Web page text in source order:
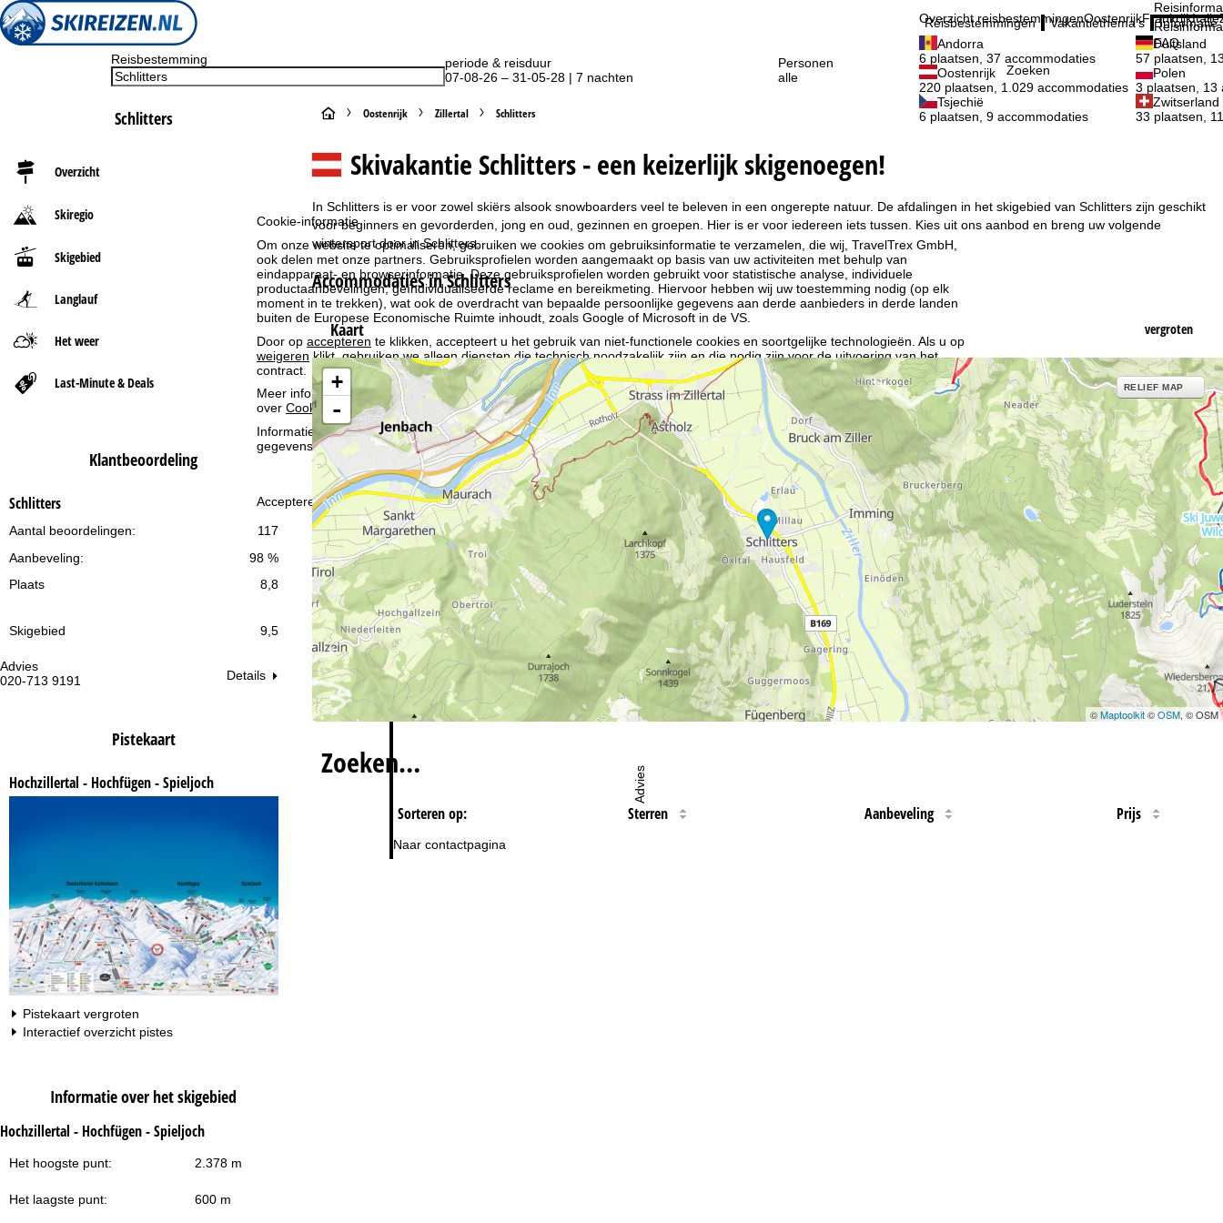
Cookie-informatie
Om onze website te optimaliseren, gebruiken we cookies om gebruiksinformatie te verzamelen, die wij, TravelTrex GmbH,
ook delen met onze partners. Gebruiksprofielen worden aangemaakt op basis van uw activiteiten met behulp van
eindapparaat- en browserinformatie. Deze gebruiksprofielen worden gebruikt voor statistische analyse, individuele
productaanbevelingen, geïndividualiseerde reclame en bereikmeting. Hiervoor hebben wij uw toestemming nodig (op elk
moment in te trekken), wat ook de overdracht van bepaalde persoonlijke gegevens aan derde aanbieders in derde landen
buiten de Europese Economische Ruimte inhoudt, zoals Google of Microsoft in de VS.
Door op accepteren te klikken, accepteert u het gebruik van niet-functionele cookies en soortgelijke technologieën. Als u op
weigeren klikt, gebruiken we alleen diensten die technisch noodzakelijk zijn en die nodig zijn voor de uitvoering van het
contract.
Meer informatie over het gebruik van cookies en de mogelijkheid om uw instellingen te wijzigen, vindt u in de informatie
over Cookie-Policy.
Informatie over de verantwoordelijke vind je in hetImpressum. Informatie over de doeleinden en jouw rechten omtrent
gegevensbescherming vind je onzePrivacy Policy.
Accepteren
Advies
020-713 9191
Openingstijden
ma-do:
09:00-17:00
vr:
09:00-14:00
za-zo:
gesloten
Naar contactpagina
Advies
Reisbestemmingen
Overzicht reisbestemmingenOostenrijkFrankrijkItalië
Andorra
6 plaatsen, 37 accommodaties
Duitsland
57 plaatsen,
Oostenrijk
220 plaatsen, 1.029 accommodaties
Polen
3 plaatsen, 13
Tsjechië
6 plaatsen, 9 accommodaties
Zwitserland
33 plaatsen,
Vakantiethema's Informatie
FAQ
Reisbestemming
periode & reisduur
07-08-26 – 31-05-28 | 7 nachten
Personen
alle
Zoeken
Schlitters
Overzicht
Skiregio
Skigebied
Langlauf
Het weer
Last-Minute & Deals
Klantbeoordeling
Schlitters
117
Aantal beoordelingen:
98 %
Aanbeveling:
Plaats
8,8
Skigebied 9,5
Details
Pistekaart
Hochzillertal - Hochfügen - Spieljoch
Pistekaart vergroten
Interactief overzicht pistes
Informatie over het skigebied
Hochzillertal - Hochfügen - Spieljoch
Het hoogste punt: 2.378 m
Het laagste punt: 600 m
S
t
r
t
p
a
g
i
n
a
Oostenrijk Zillertal Schlitters
Skivakantie Schlitters - een keizerlijk skigenoegen!
In Schlitters is er voor zowel skiërs alsook snowboarders veel te beleven in een ongerepte natuur. De afdalingen in het skigebied van Schlitters zijn geschikt
voor beginners en gevorderden, jong en oud, gezinnen en groepen. Hier is er voor iedereen iets tussen. Kies uit ons aanbod en breng uw volgende
wintersport door in Schlitters.
Accommodaties in Schlitters
Kaart vergroten
+
-
RELIEF MAP
©Maptoolkit©OSM, © OSM
Zoeken…
Sorteren op: Sterren Aanbeveling Prijs